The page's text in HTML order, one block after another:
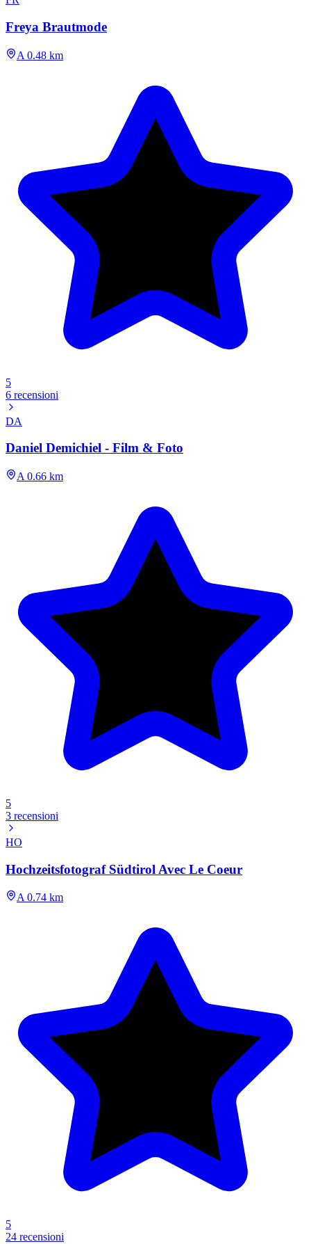
Freya Brautmode
A 0.48 km
5
6 recensioni
DA
Daniel Demichiel - Film & Foto
A 0.66 km
5
3 recensioni
HO
Hochzeitsfotograf Südtirol Avec Le Coeur
A 0.74 km
5
24 recensioni